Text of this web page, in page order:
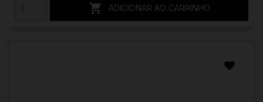
 ADICIONAR AO CARRINHO